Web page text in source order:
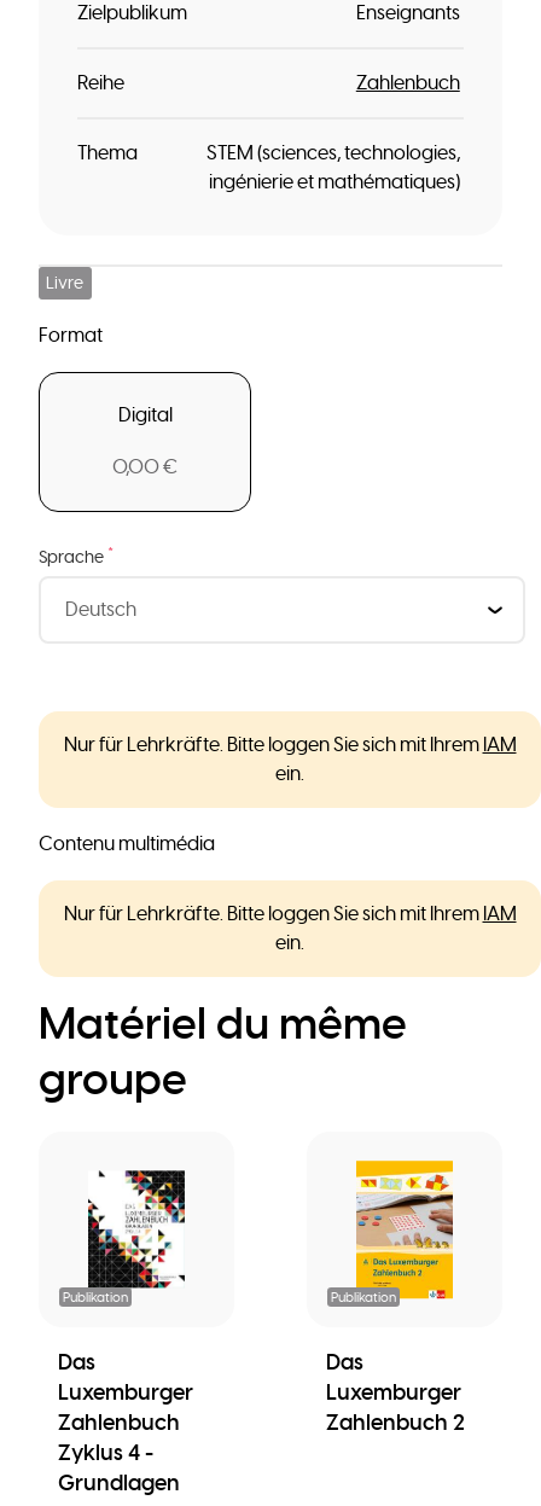
Zielpublikum Enseignants
Reihe Zahlenbuch
Thema
STEM (sciences, technologies,
ingénierie et mathématiques)
Livre
Format
Digital
0,00 €
Sprache *
Nur für Lehrkräfte. Bitte loggen Sie sich mit Ihrem IAM
ein.
Contenu multimédia
Nur für Lehrkräfte. Bitte loggen Sie sich mit Ihrem IAM
ein.
Matériel du même
groupe
Publikation
Das
Luxemburger
Zahlenbuch
Zyklus 4 -
Grundlagen
Publikation
Das
Luxemburger
Zahlenbuch 2